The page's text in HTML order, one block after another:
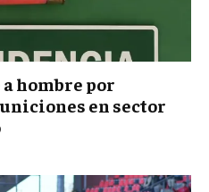
hombre por
en sector